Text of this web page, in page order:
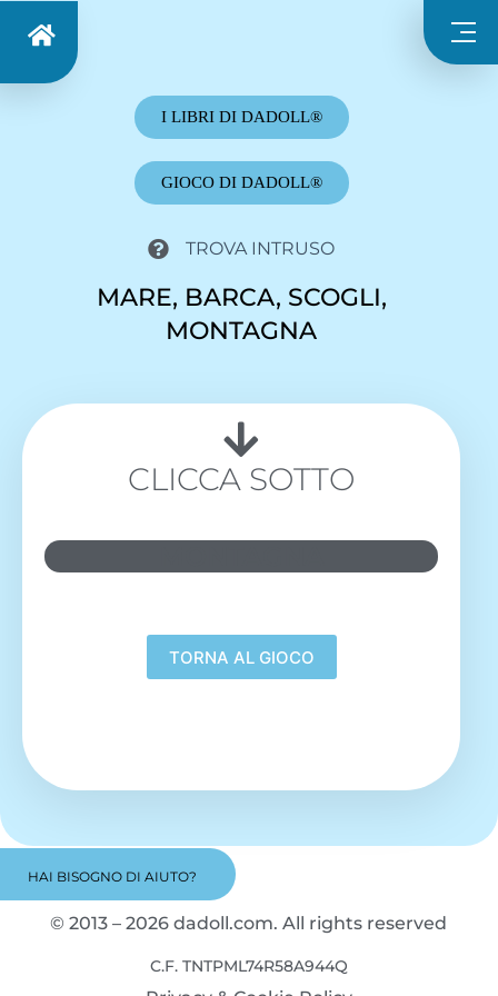
HAI BISOGNO DI AIUTO?
I LIBRI DI DADOLL®
GIOCO DI DADOLL®
TROVA INTRUSO
MARE, BARCA, SCOGLI,
MONTAGNA
CLICCA SOTTO
© 2013 – 2026 dadoll.com. All rights reserved
C.F. TNTPML74R58A944Q